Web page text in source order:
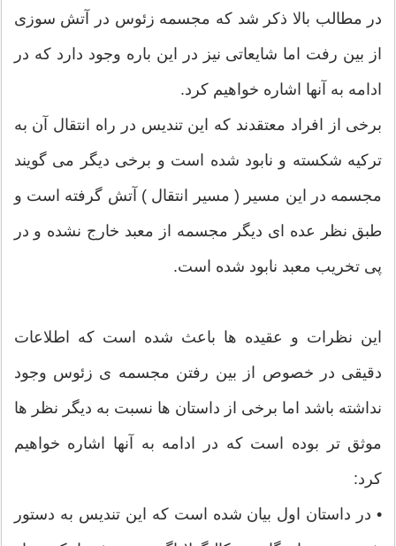
در مطالب بالا ذکر شد که مجسمه زئوس در آتش سوزی
از بین رفت اما شایعاتی نیز در این باره وجود دارد که در
ادامه به آنها اشاره خواهیم کرد.
برخی از افراد معتقدند که این تندیس در راه انتقال آن به
ترکیه شکسته و نابود شده است و برخی دیگر می گویند
مجسمه در این مسیر ( مسیر انتقال ) آتش گرفته است و
طبق نظر عده ای دیگر مجسمه از معبد خارج نشده و در
پی تخریب معبد نابود شده است.
این نظرات و عقیده ها باعث شده است که اطلاعات
دقیقی در خصوص از بین رفتن مجسمه ی زئوس وجود
نداشته باشد اما برخی از داستان ها نسبت به دیگر نظر ها
موثق تر بوده است که در ادامه به آنها اشاره خواهیم
کرد:
• در داستان اول بیان شده است که این تندیس به دستور